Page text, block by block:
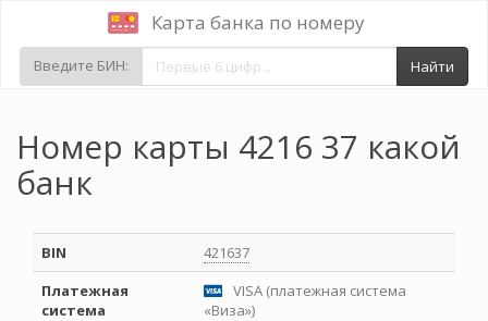
Карта банка по номеру
Введите БИН: Найти
Номер карты 4216 37 какой
банк
BIN
421637
Платежная
система
VISA (платежная система
«Виза»)